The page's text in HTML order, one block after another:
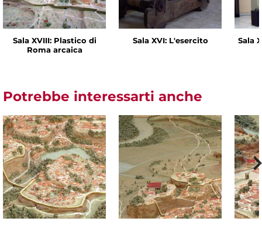
Sala XVIII: Plastico di
Roma arcaica
Sala XVI: L'esercito Sala
Potrebbe interessarti anche